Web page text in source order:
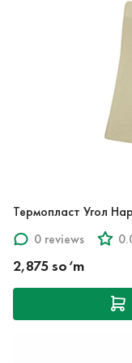
Термопласт Угол
0 reviews
2,875 so‘m